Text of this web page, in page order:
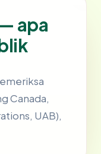
apa
Canada,
UAB),